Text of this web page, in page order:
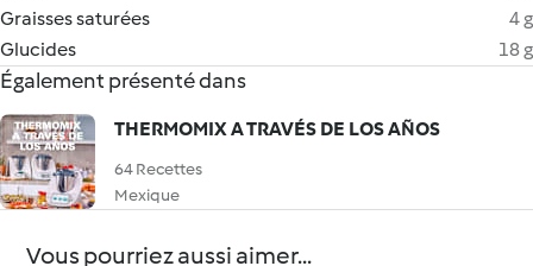
Graisses saturées
4 g
Glucides
18 g
Également présenté dans
THERMOMIX A TRAVÉS DE LOS AÑOS
64 Recettes
Mexique
Vous pourriez aussi aimer...